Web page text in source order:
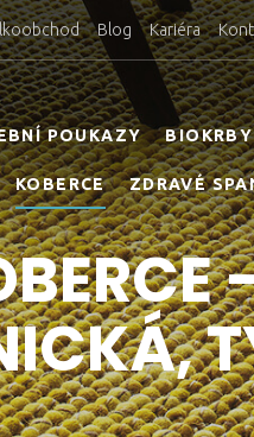
Blog Kariéra
POUKAZY
KOBERCE ZDRAVÉ